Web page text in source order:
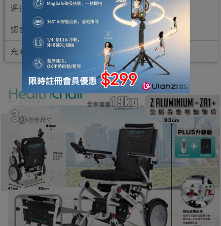
遙控方式：附送 ZA1 無線遙控器
認證：FDA 認證，適合航空旅行
充電時間：7 小時